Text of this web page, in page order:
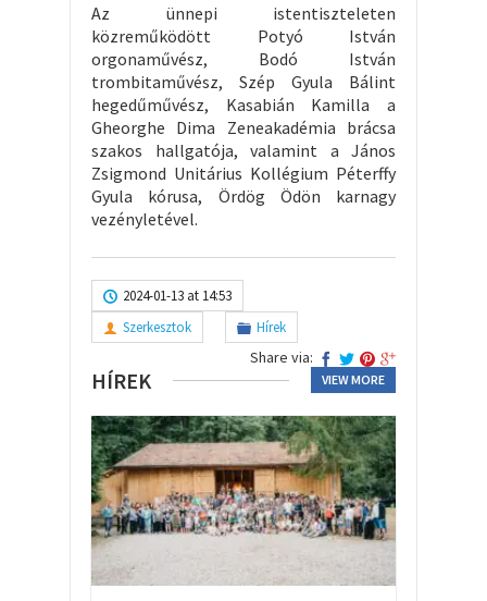
Az ünnepi istentiszteleten
közreműködött Potyó István
orgonaművész, Bodó István
trombitaművész, Szép Gyula Bálint
hegedűművész, Kasabián Kamilla a
Gheorghe Dima Zeneakadémia brácsa
szakos hallgatója, valamint a János
Zsigmond Unitárius Kollégium Péterffy
Gyula kórusa, Ördög Ödön karnagy
vezényletével.
2024-01-13 at 14:53
Szerkesztok
Hírek
Share via:
HÍREK VIEW MORE